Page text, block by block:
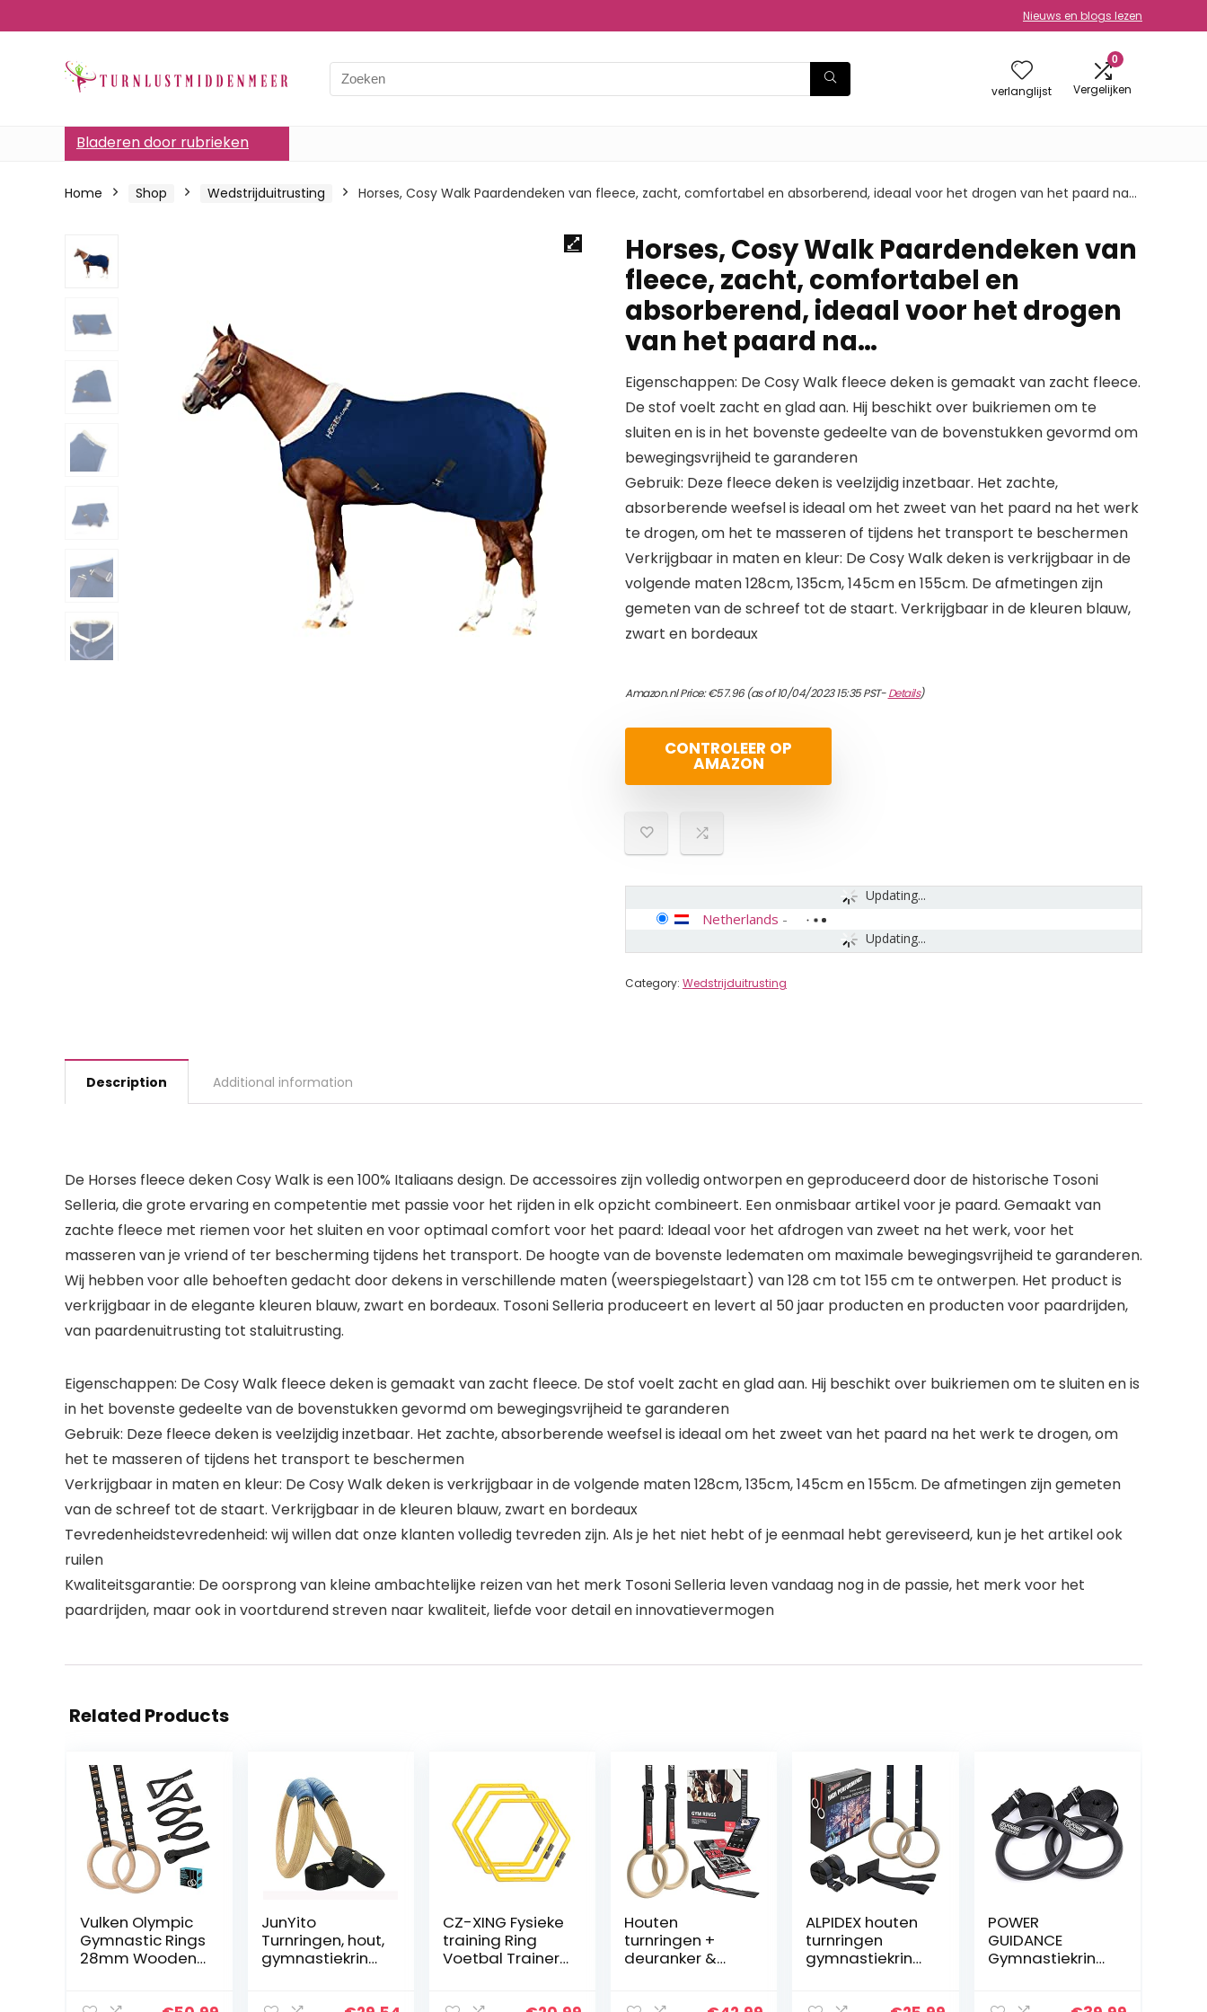
Nieuws en blogs lezen
verlanglijst
0
Vergelijken
Bladeren door rubrieken
Home Shop Wedstrijduitrusting Horses, Cosy Walk Paardendeken van fleece, zacht, comfortabel en absorberend, ideaal voor het drogen van het paard na…
Horses, Cosy Walk Paardendeken van
fleece, zacht, comfortabel en
absorberend, ideaal voor het drogen
van het paard na…
Eigenschappen: De Cosy Walk fleece deken is gemaakt van zacht fleece.
De stof voelt zacht en glad aan. Hij beschikt over buikriemen om te
sluiten en is in het bovenste gedeelte van de bovenstukken gevormd om
bewegingsvrijheid te garanderen
Gebruik: Deze fleece deken is veelzijdig inzetbaar. Het zachte,
absorberende weefsel is ideaal om het zweet van het paard na het werk
te drogen, om het te masseren of tijdens het transport te beschermen
Verkrijgbaar in maten en kleur: De Cosy Walk deken is verkrijgbaar in de
volgende maten 128cm, 135cm, 145cm en 155cm. De afmetingen zijn
gemeten van de schreef tot de staart. Verkrijgbaar in de kleuren blauw,
zwart en bordeaux
Amazon.nl Price:€57.96(as of 10/04/2023 15:35 PST-Details)
CONTROLEER OP
AMAZON
Updating...
Updating...
Netherlands -
Category: Wedstrijduitrusting
Description Additional information
De Horses fleece deken Cosy Walk is een 100% Italiaans design. De accessoires zijn volledig ontworpen en geproduceerd door de historische Tosoni
Selleria, die grote ervaring en competentie met passie voor het rijden in elk opzicht combineert. Een onmisbaar artikel voor je paard. Gemaakt van
zachte fleece met riemen voor het sluiten en voor optimaal comfort voor het paard: Ideaal voor het afdrogen van zweet na het werk, voor het
masseren van je vriend of ter bescherming tijdens het transport. De hoogte van de bovenste ledematen om maximale bewegingsvrijheid te garanderen.
Wij hebben voor alle behoeften gedacht door dekens in verschillende maten (weerspiegelstaart) van 128 cm tot 155 cm te ontwerpen. Het product is
verkrijgbaar in de elegante kleuren blauw, zwart en bordeaux. Tosoni Selleria produceert en levert al 50 jaar producten en producten voor paardrijden,
van paardenuitrusting tot staluitrusting.
Eigenschappen: De Cosy Walk fleece deken is gemaakt van zacht fleece. De stof voelt zacht en glad aan. Hij beschikt over buikriemen om te sluiten en is
in het bovenste gedeelte van de bovenstukken gevormd om bewegingsvrijheid te garanderen
Gebruik: Deze fleece deken is veelzijdig inzetbaar. Het zachte, absorberende weefsel is ideaal om het zweet van het paard na het werk te drogen, om
het te masseren of tijdens het transport te beschermen
Verkrijgbaar in maten en kleur: De Cosy Walk deken is verkrijgbaar in de volgende maten 128cm, 135cm, 145cm en 155cm. De afmetingen zijn gemeten
van de schreef tot de staart. Verkrijgbaar in de kleuren blauw, zwart en bordeaux
Tevredenheidstevredenheid: wij willen dat onze klanten volledig tevreden zijn. Als je het niet hebt of je eenmaal hebt gereviseerd, kun je het artikel ook
ruilen
Kwaliteitsgarantie: De oorsprong van kleine ambachtelijke reizen van het merk Tosoni Selleria leven vandaag nog in de passie, het merk voor het
paardrijden, maar ook in voortdurend streven naar kwaliteit, liefde voor detail en innovatievermogen
Related Products
Vulken Olympic
Gymnastic Rings
28mm Wooden
JunYito
Turnringen, hout,
gymnastiekring
CZ-XING Fysieke
training Ring
Voetbal Trainer
Houten
turnringen +
deuranker &
ALPIDEX houten
turnringen
gymnastiekring
POWER
GUIDANCE
Gymnastiekring